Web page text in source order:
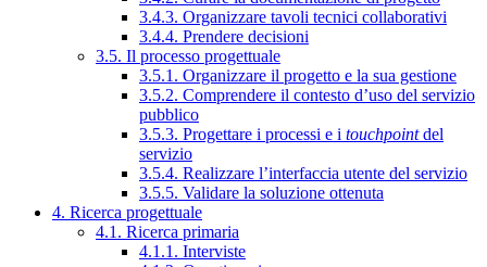
3.4.3. Organizzare tavoli tecnici collaborativi
3.4.4. Prendere decisioni
3.5. Il processo progettuale
3.5.1. Organizzare il progetto e la sua gestione
3.5.2. Comprendere il contesto d’uso del servizio
pubblico
3.5.3. Progettare i processi e i touchpointdel
servizio
3.5.4. Realizzare l’interfaccia utente del servizio
3.5.5. Validare la soluzione ottenuta
4. Ricerca progettuale
4.1. Ricerca primaria
4.1.1. Interviste